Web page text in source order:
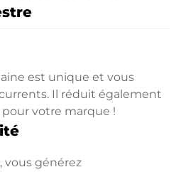
est unique et vous
Il réduit également
votre marque !
vous générez